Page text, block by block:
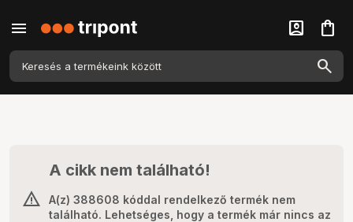
menu account_box shopping_bag
A cikk nem található!
A(z) 388608 kóddal rendelkező termék nem
található. Lehetséges, hogy a termék már nincs az